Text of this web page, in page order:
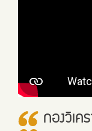
กองวิเค